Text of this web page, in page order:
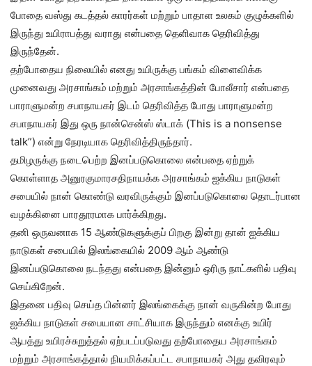
போதை வஸ்து கடத்தல் காரர்கள் மற்றும் பாதாள உலகம் குழுக்களில்
இருந்து உயிராபத்து வராது என்பதை தெளிவாக தெரிவித்து
இருந்தேன்.
தற்போதைய நிலையில் எனது உயிருக்கு பங்கம் விளைவிக்க
முனைவது அரசாங்கம் மற்றும் அரசாங்கத்தின் போலீசார் என்பதை
பாராளுமன்ற சபாநாயகர் இடம் தெரிவித்த போது பாராளுமன்ற
சபாநாயகர் இது ஒரு நான்சென்ஸ் ஸ்டாக் (This is a nonsense
talk”) என்று நேரடியாக தெரிவித்திருந்தார்.
தமிழருக்கு நடைபெற்ற இனப்படுகொலை என்பதை ஏற்றுக்
கொள்ளாத அனுரகுமாரசதிநாயக்க அரசாங்கம் ஐக்கிய நாடுகள்
சபையில் நான் கொண்டு வரவிருக்கும் இனப்படுகொலை தொடர்பான
வழக்கினை பாரதூரமாக பார்க்கிறது.
தனி ஒருவனாக 15 ஆண்டுகளுக்குப் பிறகு இன்று தான் ஐக்கிய
நாடுகள் சபையில் இலங்கையில் 2009 ஆம் ஆண்டு
இனப்படுகொலை நடந்தது என்பதை இன்னும் ஒரிரு நாட்களில் பதிவு
செய்கிறேன்.
இதனை பதிவு செய்த பின்னர் இலங்கைக்கு நான் வருகின்ற போது
ஐக்கிய நாடுகள் சபையான சாட்சியாக இருந்தும் எனக்கு உயிர்
ஆபத்து உயிரச்சுறுத்தல் ஏற்படப்படுவது தற்போதைய அரசாங்கம்
மற்றும் அரசாங்கத்தால் நியமிக்கப்பட்ட சபாநாயகர் அது தவிரவும்